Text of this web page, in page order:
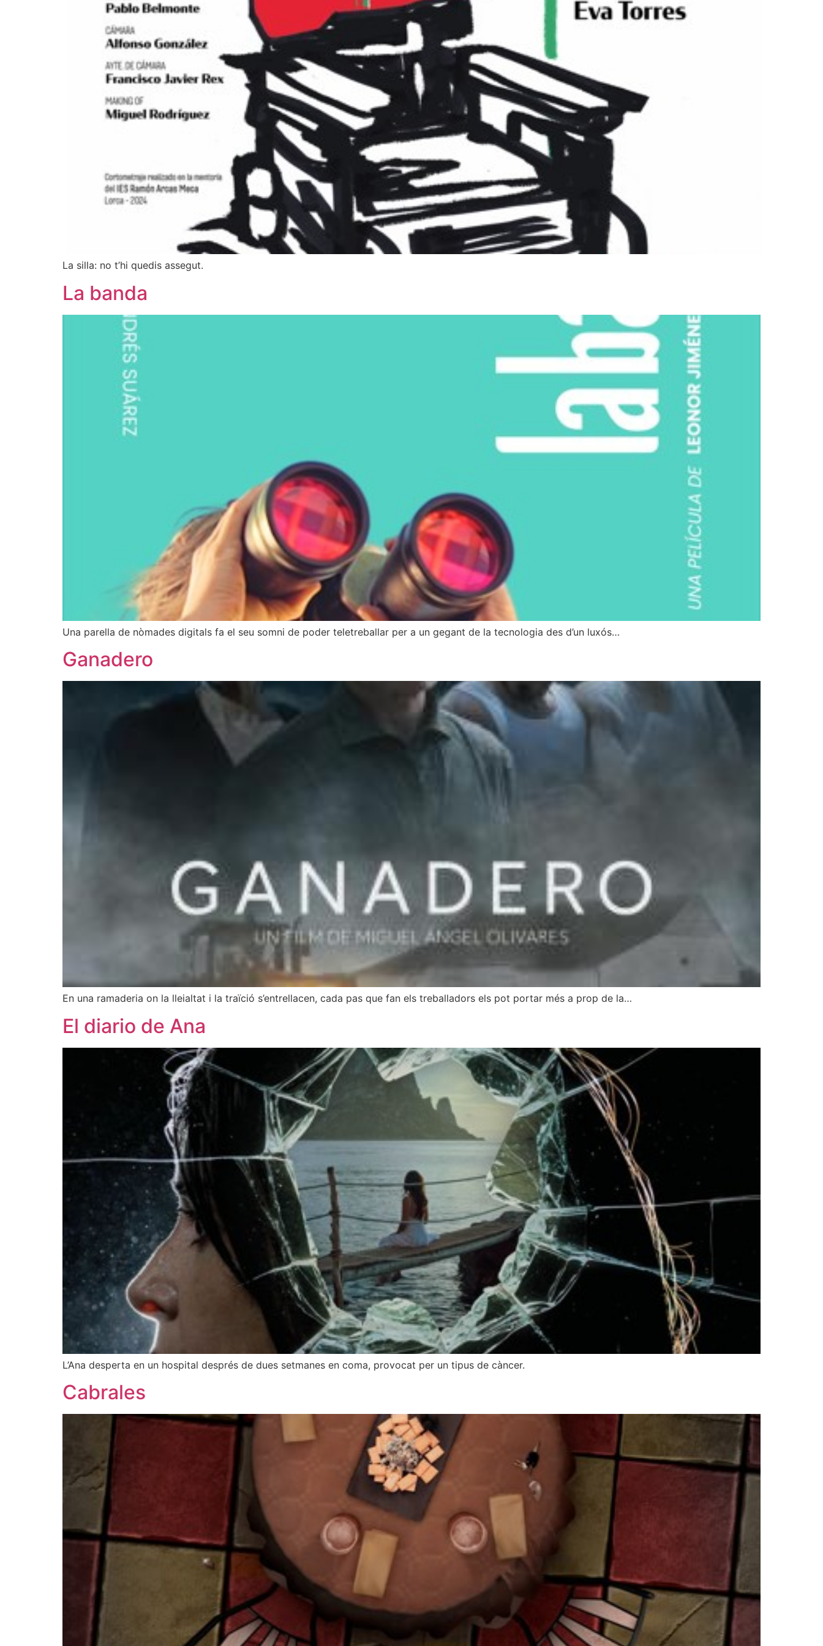
La silla: no t’hi quedis assegut.
La banda
Una parella de nòmades digitals fa el seu somni de poder teletreballar per a un gegant de la tecnologia des d’un luxós…
Ganadero
En una ramaderia on la lleialtat i la traïció s’entrellacen, cada pas que fan els treballadors els pot portar més a prop de la…
El diario de Ana
L’Ana desperta en un hospital després de dues setmanes en coma, provocat per un tipus de càncer.
Cabrales